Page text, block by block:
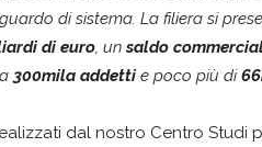
di sistema. La filiera si
di euro, unsaldo
300mila addettie poco più di
dal nostro Centro Studi